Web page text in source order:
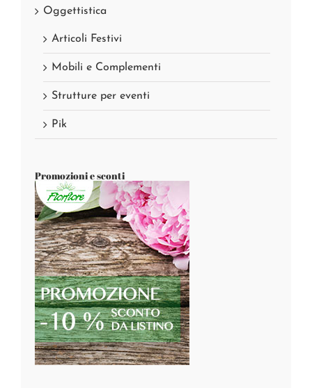
Oggettistica
Articoli Festivi
Mobili e Complementi
Strutture per eventi
Pik
Promozioni e sconti